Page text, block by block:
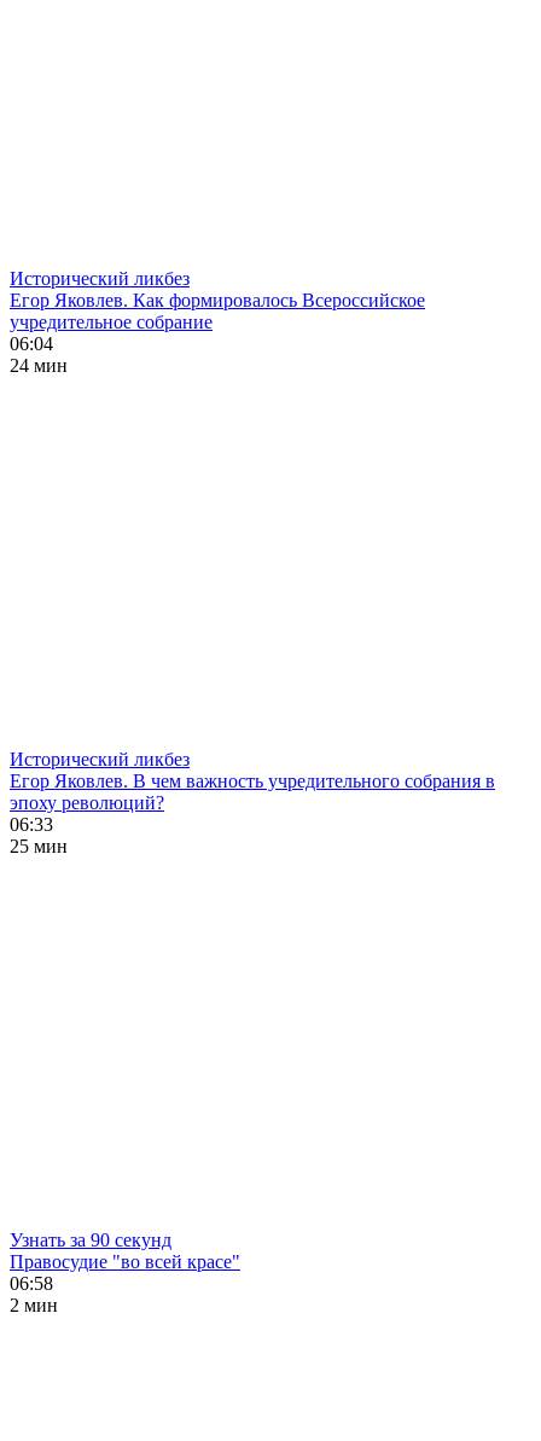
Исторический ликбез
Егор Яковлев. Как формировалось Всероссийское
учредительное собрание
06:04
24 мин
Исторический ликбез
Егор Яковлев. В чем важность учредительного собрания в
эпоху революций?
06:33
25 мин
Узнать за 90 секунд
Правосудие "во всей красе"
06:58
2 мин